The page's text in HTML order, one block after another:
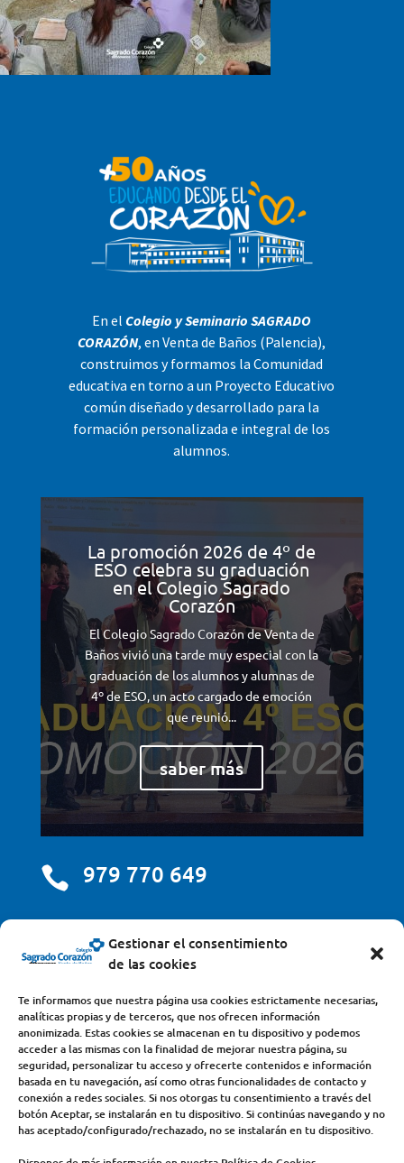
Gestionar el consentimiento
de las cookies
Te informamos que nuestra página usa cookies estrictamente necesarias,
analíticas propias y de terceros, que nos ofrecen información
anonimizada. Estas cookies se almacenan en tu dispositivo y podemos
acceder a las mismas con la finalidad de mejorar nuestra página, su
seguridad, personalizar tu acceso y ofrecerte contenidos e información
basada en tu navegación, así como otras funcionalidades de contacto y
conexión a redes sociales. Si nos otorgas tu consentimiento a través del
botón Aceptar, se instalarán en tu dispositivo. Si continúas navegando y no
has aceptado/configurado/rechazado, no se instalarán en tu dispositivo.
En el Colegio y Seminario SAGRADO
CORAZÓN, en Venta de Baños (Palencia),
construimos y formamos la Comunidad
educativa en torno a un Proyecto Educativo
común diseñado y desarrollado para la
formación personalizada e integral de los
alumnos.
La promoción 2026 de 4º de
ESO celebra su graduación
en el Colegio Sagrado
Corazón
El Colegio Sagrado Corazón de Venta de
Baños vivió una tarde muy especial con la
graduación de los alumnos y alumnas de
4º de ESO, un acto cargado de emoción
que reunió...
saber más
 979 770 649
centro@scjdehon.com
Colegio y Seminario Sagrado Corazón
Avda. Castilla y León, s/n – 34200 – Venta de Baños
(Palencia) – Teléfono 979770649